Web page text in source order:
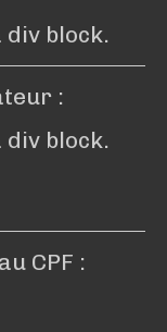
div block.
:
div block.
CPF :